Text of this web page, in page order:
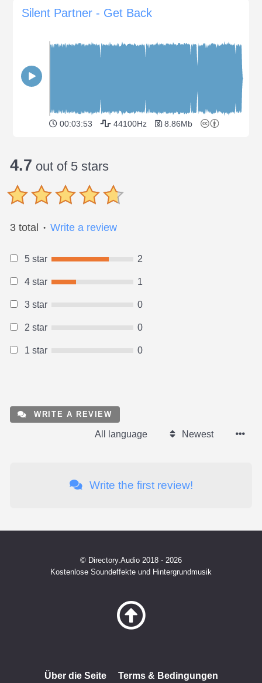
Silent Partner - Get Back
00:03:53 44100Hz 8.86Mb
4.7 out of 5 stars
3 total ● Write a review
5 star 2
4 star 1
3 star 0
2 star 0
1 star 0
WRITE A REVIEW
All language Newest
Write the first review!
© Directory.Audio 2018 - 2026
Kostenlose Soundeffekte und Hintergrundmusik
Über die Seite Terms & Bedingungen